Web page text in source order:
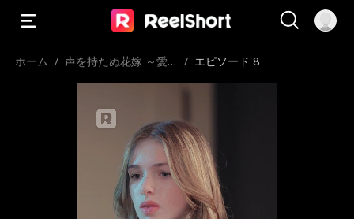
ホーム / 声を持たぬ花嫁 ～愛
/ エピソード 8